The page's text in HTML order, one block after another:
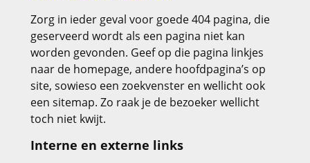
Zorg in ieder geval voor goede 404 pagina, die
geserveerd wordt als een pagina niet kan
worden gevonden. Geef op die pagina linkjes
naar de homepage, andere hoofdpagina’s op
site, sowieso een zoekvenster en wellicht ook
een sitemap. Zo raak je de bezoeker wellicht
toch niet kwijt.
Interne en externe links